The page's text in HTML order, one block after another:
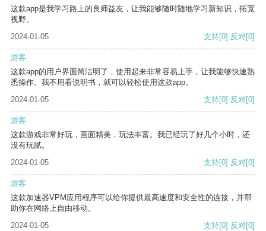
这款app是我学习路上的良师益友，让我能够随时随地学习新知识，拓宽
视野。
2024-01-05
支持[0] 反对[0]
游客
这款app的用户界面简洁明了，使用起来非常容易上手，让我能够快速熟
悉操作。我不用看说明书，就可以轻松使用这款app。
2024-01-05
支持[0] 反对[0]
游客
这款游戏非常好玩，画面精美，玩法丰富。我已经玩了好几个小时，还
没有玩腻。
2024-01-05
支持[0] 反对[0]
游客
这款加速器VPM应用程序可以给你提供最高速度和安全性的连接，并帮
助你在网络上自由移动。
2024-01-05
支持[0] 反对[0]